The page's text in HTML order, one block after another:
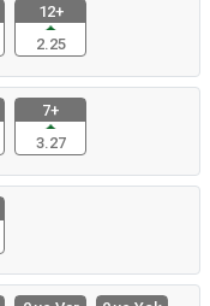
12+
2.25
7+
3.27